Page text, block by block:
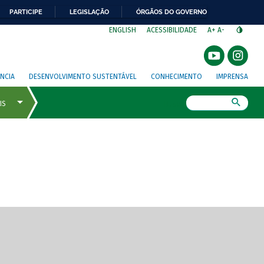
PARTICIPE LEGISLAÇÃO ÓRGÃOS DO GOVERNO
ENGLISH ACESSIBILIDADE A+ A-
DESENVOLVIMENTO SUSTENTÁVEL CONHECIMENTO IMPRENSA
de tela